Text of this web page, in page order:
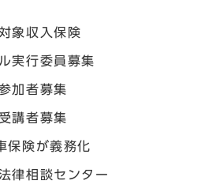
象収入保険
実行委員募集
加者募集
講者募集
保険が義務化
律相談センター